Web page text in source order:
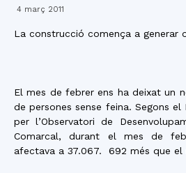
4 març 2011
La construcció comença a generar
El mes de febrer ens ha deixat un
de persones sense feina. Segons
per l’Observatori de
Comarcal, durant el mes de
afectava a 37.067. 692 més que el